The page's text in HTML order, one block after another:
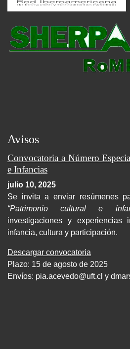
Avisos
Convocatoria a Número
e Infancias
julio 10, 2025
Se invita a enviar resúmenes
“Patrimonio cultural e
investigaciones y experiencias
infancia, cultura y participación.
Descargar convocatoria
Plazo: 15 de agosto de 2025
Envíos: pia.acevedo@uft.cl y